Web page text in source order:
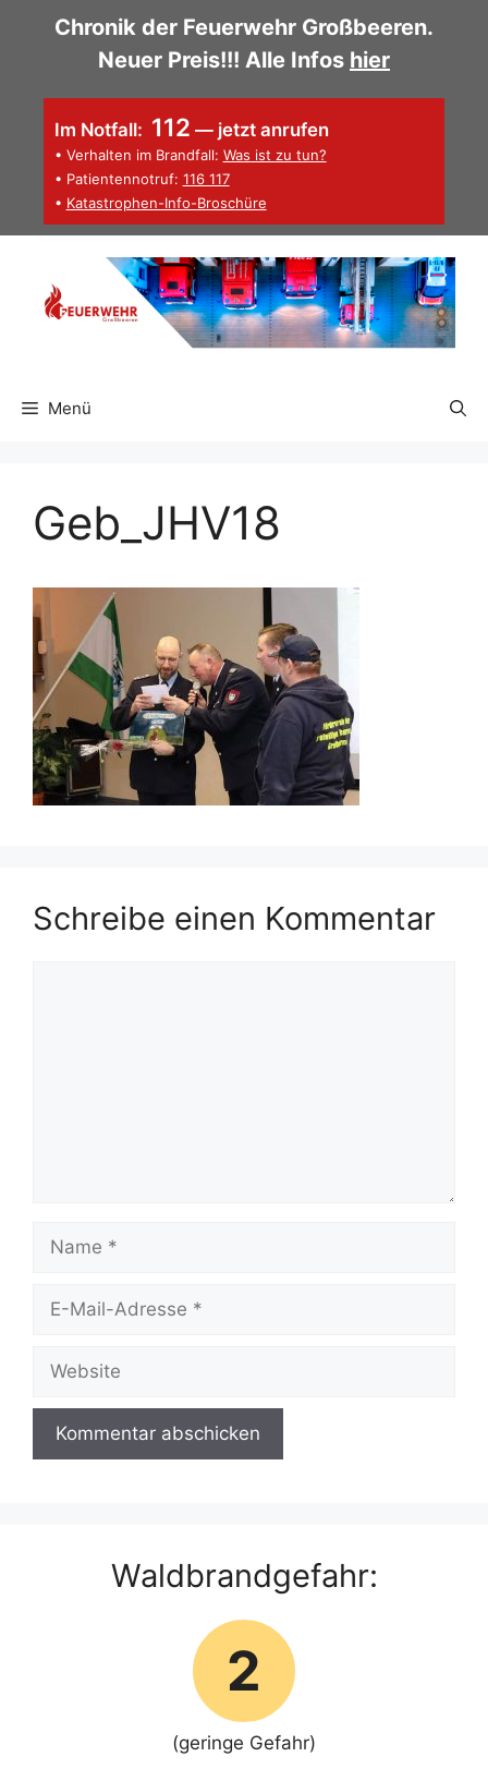
Chronik der Feuerwehr Großbeeren.
Neuer Preis!!! Alle Infos hier
Im Notfall: 112 — jetzt anrufen
• Verhalten im Brandfall: Was ist zu tun?
• Patientennotruf: 116 117
• Katastrophen-Info-Broschüre
Menü
Geb_JHV18
Schreibe einen Kommentar
Name
Website
Waldbrandgefahr:
2
(geringe Gefahr)